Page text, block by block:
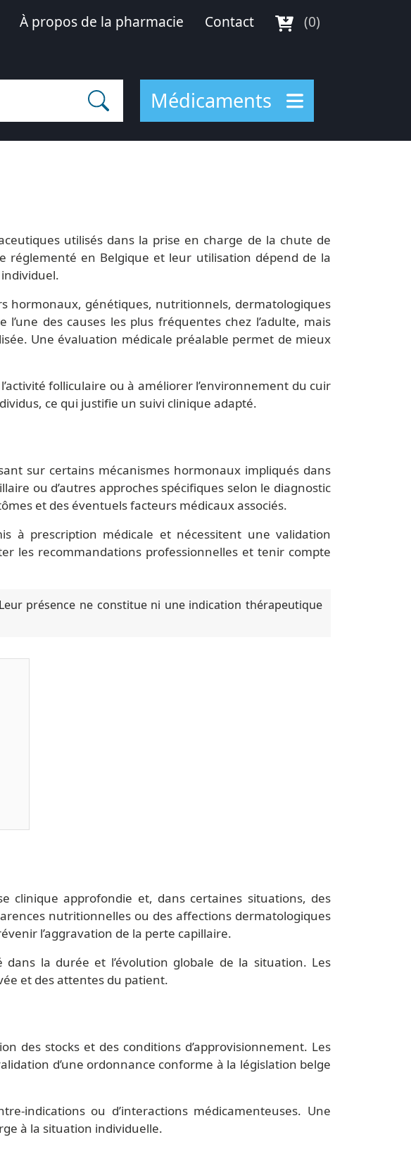
À propos de la pharmacie Contact (0)
Médicaments
utilisés dans la prise en charge de la chute de
réglementé en Belgique et leur utilisation dépend de la
hormonaux, génétiques, nutritionnels, dermatologiques
des causes les plus fréquentes chez l’adulte, mais
Une évaluation médicale préalable permet de mieux
folliculaire ou à améliorer l’environnement du cuir
ce qui justifie un suivi clinique adapté.
sur certains mécanismes hormonaux impliqués dans
ou d’autres approches spécifiques selon le diagnostic
et des éventuels facteurs médicaux associés.
à prescription médicale et nécessitent une validation
les recommandations professionnelles et tenir compte
présence ne constitue ni une indication thérapeutique
clinique approfondie et, dans certaines situations, des
nutritionnelles ou des affections dermatologiques
l’aggravation de la perte capillaire.
la durée et l’évolution globale de la situation. Les
et des attentes du patient.
des stocks et des conditions d’approvisionnement. Les
d’une ordonnance conforme à la législation belge
indications ou d’interactions médicamenteuses. Une
à la situation individuelle.